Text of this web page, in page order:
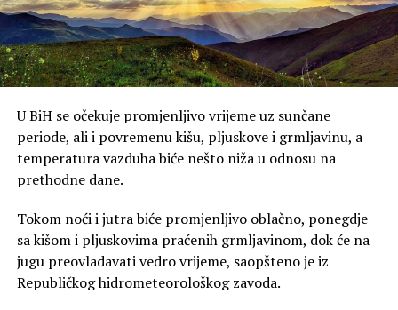
U BiH se očekuje promjenljivo vrijeme uz sunčane
periode, ali i povremenu kišu, pljuskove i grmljavinu, a
temperatura vazduha biće nešto niža u odnosu na
prethodne dane.
Tokom noći i jutra biće promjenljivo oblačno, ponegdje
sa kišom i pljuskovima praćenih grmljavinom, dok će na
jugu preovladavati vedro vrijeme, saopšteno je iz
Republičkog hidrometeorološkog zavoda.